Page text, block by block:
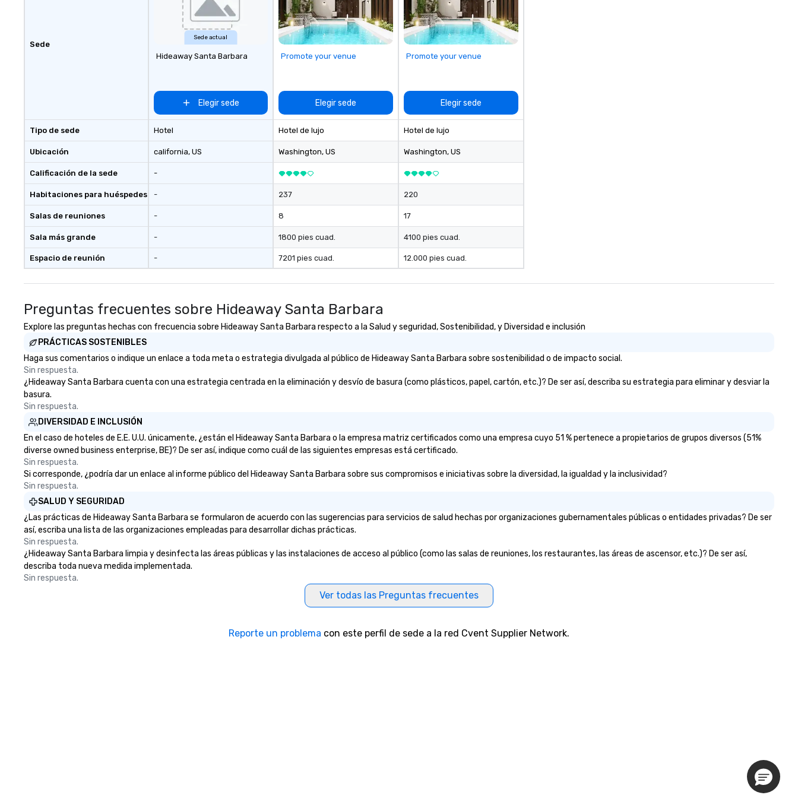
practices, and responsible
Las Vegas, Chicago, Nashville, and
trusted on-the-ground support
to bring each event to life.
Sede
Tipo de sede
Ubicación
Calificación de la sede
Habitaciones para huéspedes
Salas de reuniones
Sala más grande
Espacio de reunión
Sede actual
Hideaway Santa Barbara
Elegir sede
Hotel
california, US
-
-
-
-
-
Promote your venue
Elegir sede
Hotel de lujo
Washington, US
237
8
1800 pies cuad.
7201 pies cuad.
Promote your venue
Elegir sede
Hotel de lujo
Washington, US
220
17
4100 pies cuad.
12.000 pies cuad.
Preguntas frecuentes sobre Hideaway Santa Barbara
Explore las preguntas hechas con frecuencia sobre Hideaway Santa Barbara respecto a la Salud y seguridad, Sostenibilidad, y Diversidad e inclusión
PRÁCTICAS SOSTENIBLES
Haga sus comentarios o indique un enlace a toda meta o estrategia divulgada al público de Hideaway Santa Barbara sobre sostenibilidad o de impacto social.
Sin respuesta.
¿Hideaway Santa Barbara cuenta con una estrategia centrada en la eliminación y desvío de basura (como plásticos, papel, cartón, etc.)? De ser así, describa su estrategia para eliminar y desviar la
basura.
Sin respuesta.
DIVERSIDAD E INCLUSIÓN
En el caso de hoteles de E.E. U.U. únicamente, ¿están el Hideaway Santa Barbara o la empresa matriz certificados como una empresa cuyo 51 % pertenece a propietarios de grupos diversos (51%
diverse owned business enterprise, BE)? De ser así, indique como cuál de las siguientes empresas está certificado.
Sin respuesta.
Si corresponde, ¿podría dar un enlace al informe público del Hideaway Santa Barbara sobre sus compromisos e iniciativas sobre la diversidad, la igualdad y la inclusividad?
Sin respuesta.
SALUD Y SEGURIDAD
¿Las prácticas de Hideaway Santa Barbara se formularon de acuerdo con las sugerencias para servicios de salud hechas por organizaciones gubernamentales públicas o entidades privadas? De ser
así, escriba una lista de las organizaciones empleadas para desarrollar dichas prácticas.
Sin respuesta.
¿Hideaway Santa Barbara limpia y desinfecta las áreas públicas y las instalaciones de acceso al público (como las salas de reuniones, los restaurantes, las áreas de ascensor, etc.)? De ser así,
describa toda nueva medida implementada.
Sin respuesta.
Ver todas las Preguntas frecuentes
Reporte un problema con este perfil de sede a la red Cvent Supplier Network.